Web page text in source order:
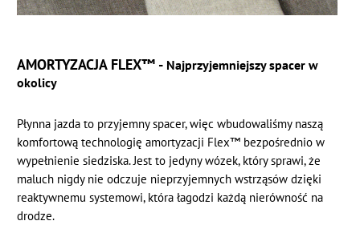
AMORTYZACJA FLEX™ - Najprzyjemniejszy spacer w
okolicy
Płynna jazda to przyjemny spacer, więc wbudowaliśmy naszą
komfortową technologię amortyzacji Flex™ bezpośrednio w
wypełnienie siedziska. Jest to jedyny wózek, który sprawi, że
maluch nigdy nie odczuje nieprzyjemnych wstrząsów dzięki
reaktywnemu systemowi, która łagodzi każdą nierówność na
drodze.